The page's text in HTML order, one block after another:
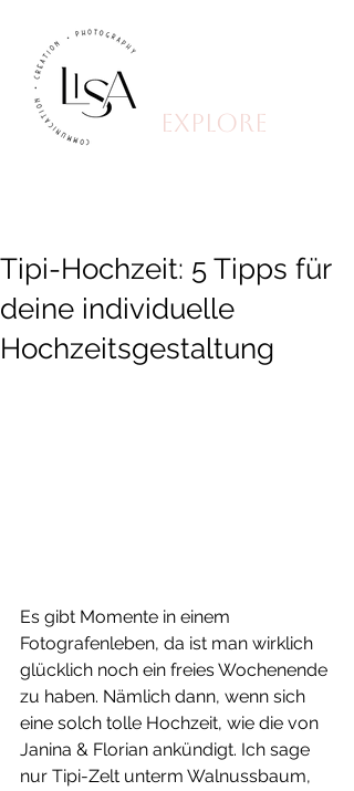
explore
Tipi-Hochzeit: 5 Tipps für
deine individuelle
Hochzeitsgestaltung
Es gibt Momente in einem
Fotografenleben, da ist man wirklich
glücklich noch ein freies Wochenende
zu haben. Nämlich dann, wenn sich
eine solch tolle Hochzeit, wie die von
Janina & Florian ankündigt. Ich sage
nur Tipi-Zelt unterm Walnussbaum,